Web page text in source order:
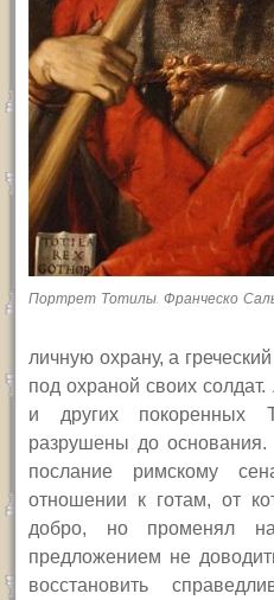
Портрет Тотилы. Франческо
личную охрану, а
под охраной своих
и других покоренных
разрушены до
послание римскому
отношении к готам, от
добро, но променял
предложением не
восстановить